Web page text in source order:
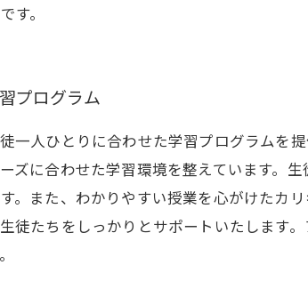
す。
プログラム
一人ひとりに合わせた学習プログラムを
ズに合わせた学習環境を整えています。
。また、わかりやすい授業を心がけたカ
徒たちをしっかりとサポートいたします